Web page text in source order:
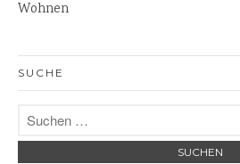
Wohnen
SUCHE